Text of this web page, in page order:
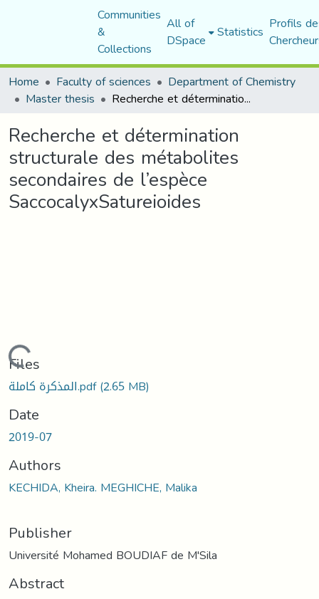
Communities
&
Collections
All of
DSpace Statistics Profils
Home
Faculty of sciences Department of Chemistry
Master thesis Recherche et détermination structurale des métabolites secondaires de l’espèce SaccocalyxSatureioides
Recherche et détermination
structurale des métabolites
secondaires de l’espèce
SaccocalyxSatureioides
Loading...
Files
المذكرة كاملة.pdf(2.65 MB)
Date
2019-07
Authors
KECHIDA, Kheira. MEGHICHE, Malika
Publisher
Université Mohamed BOUDIAF de M'Sila
Abstract